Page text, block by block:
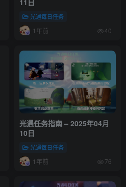
11日
光遇每日任务
1年前 40
光遇任务指南 – 2025年04月
10日
光遇每日任务
1年前 76